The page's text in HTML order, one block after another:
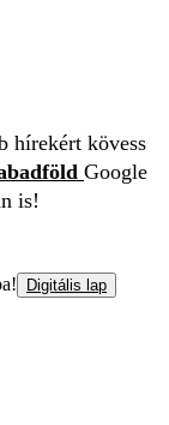
hírekért kövess
Google
is!
Digitális lap